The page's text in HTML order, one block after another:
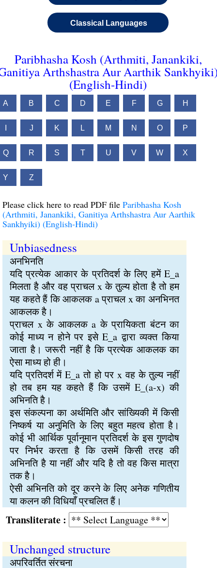
Classical Languages
Paribhasha Kosh (Arthmiti, Janankiki,
Arthshastra Aur Aarthik
(English-Hindi)
A B C D E F G H
J K L M N O P
Q R S T U V W X
Y Z
Please click here to read PDF file Paribhasha Kosh
(Arthmiti, Janankiki, Ganitiya Arthshastra Aur Aarthik
Sankhyiki) (English-Hindi)
Unbiasedness
अनभिनति
यदि प्रत्येक आकार के प्रतिदर्श के लिए हमें E_a
मिलता है और वह प्राचल x के तुल्य होता है तो हम
यह कहते हैं कि आकलक a प्राचल x का अनभिनत
आकलक है।
प्राचल x के आकलक a के प्रायिकता बंटन का
कोई माध्य न होने पर इसे E_a द्वारा व्यक्त किया
जाता है। जरूरी नहीं है कि प्रत्येक आकलक का
ऐसा माध्य हो ही।
यदि प्रतिदर्श में E_a तो हो पर x वह के तुल्य नहीं
हो तब हम यह कहते हैं कि उसमें E_(a-x) की
अभिनति है।
इस संकल्पना का अर्थमिति और सांख्यिकी में किसी
निष्कर्ष या अनुमिति के लिए बहुत महत्व होता है।
कोई भी आर्थिक पूर्वानूमान प्रतिदर्श के इस गुणदोष
पर निर्भर करता है कि उसमें किसी तरह की
अभिनति है या नहीं और यदि है तो वह किस मात्रा
तक है।
ऐसी अभिनति को दूर करने के लिए अनेक गणितीय
या कलन की विधियाँ प्रचलित हैं।
:
Unchanged structure
अपरिवर्तित संरचना